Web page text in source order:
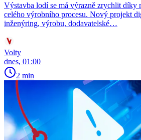
Výstavba lodí se má výrazně zrychlit díky
celého výrobního procesu. Nový projekt
inženýring, výrobu, dodavatelské…
Volty
dnes, 01:00
2 min